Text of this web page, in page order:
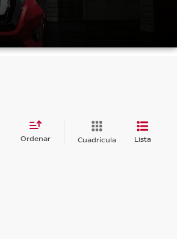
Ordenar Cuadrícula Lista